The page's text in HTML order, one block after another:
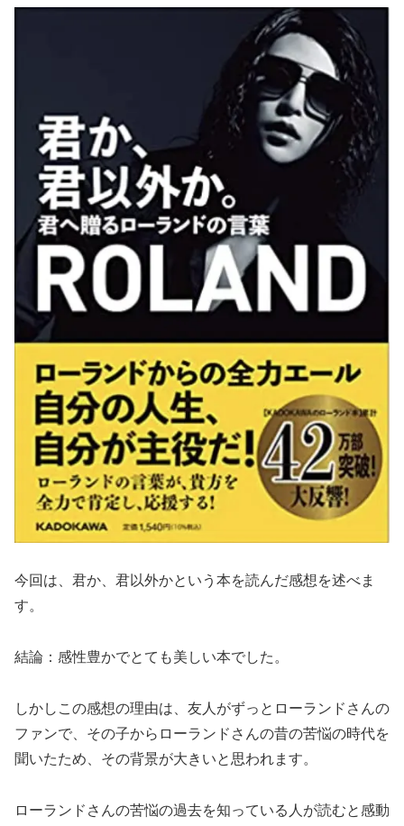
今回は、君か、君以外かという本を読んだ感想を述べま
す。
結論：感性豊かでとても美しい本でした。
しかしこの感想の理由は、友人がずっとローランドさんの
ファンで、その子からローランドさんの昔の苦悩の時代を
聞いたため、その背景が大きいと思われます。
ローランドさんの苦悩の過去を知っている人が読むと感動